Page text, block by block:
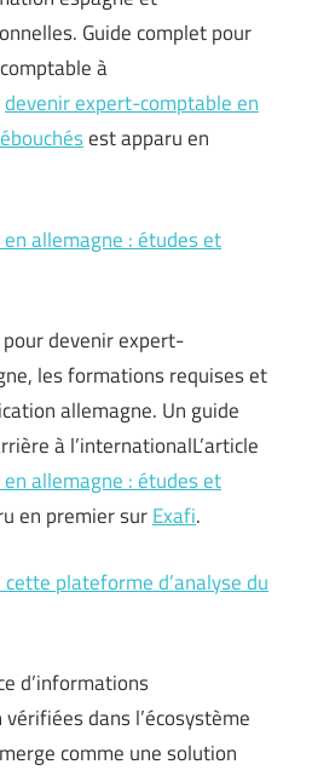
Guide complet pour
à
devenir expert-comptable en
est apparu en
allemagne : études et
devenir expert-
les formations requises et
allemagne. Un guide
à l’internationalL’article
allemagne : études et
en premier surExafi.
plateforme d’analyse du
d’informations
dans l’écosystème
comme une solution